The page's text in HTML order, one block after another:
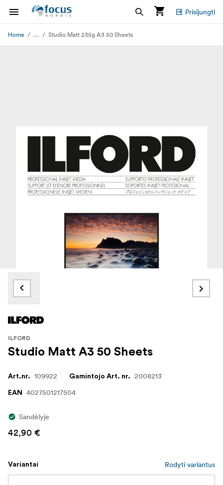
Prisijungti
Home ... Studio Matt 235g A3 50 Sheets
ILFORD
Studio Matt A3 50 Sheets
Art.nr. 109922 Gamintojo Art. nr. 2008213
EAN 4027501217504
Sandėlyje
42,90 €
Variantai Rodyti variantus